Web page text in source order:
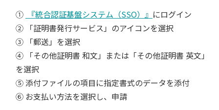
①
『統合認証基盤システム（SSO）』 にログイン
② 「証明書発行サービス」のアイコンを選択
③ 「郵送」を選択
④ 「その他証明書 和文」または「その他証明書 英文」
を選択
⑤ 添付ファイルの項目に指定書式のデータを添付
⑥ お支払い方法を選択し、申請